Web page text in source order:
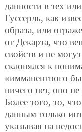
данности в тех
Гуссерль, как
образа, или
от Декарта, что
свойств и не
склонялся к
«имманентного
ничего нет, оно
Более того, то,
данным только
указывая на